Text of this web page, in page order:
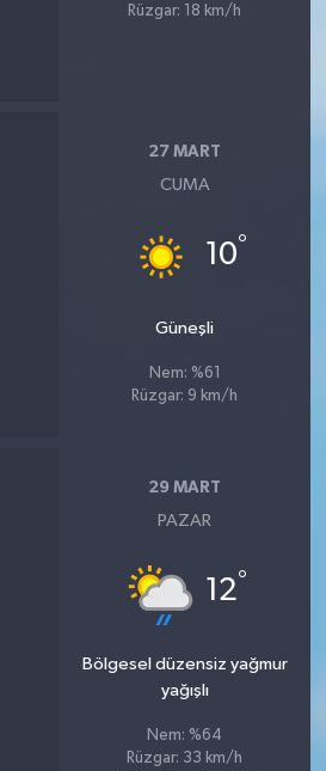
Rüzgar: 18 km/h
27 MART
CUMA
10°
Güneşli
Nem: %61
Rüzgar: 9 km/h
29 MART
PAZAR
12°
Bölgesel düzensiz yağmur
yağışlı
Nem: %64
Rüzgar: 33 km/h